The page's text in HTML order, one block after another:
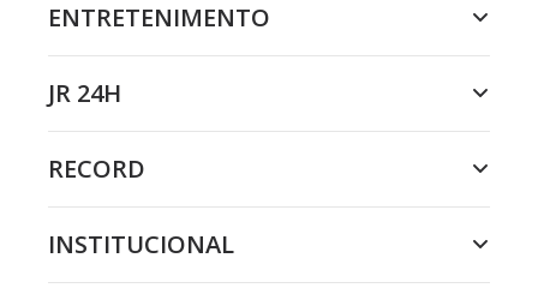
ENTRETENIMENTO
JR 24H
RECORD
INSTITUCIONAL